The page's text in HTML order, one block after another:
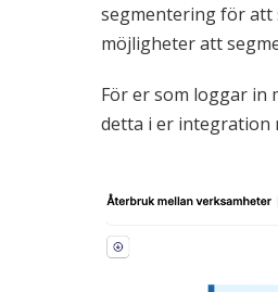
segmentering för att
möjligheter att
För er som loggar in
detta i er integration